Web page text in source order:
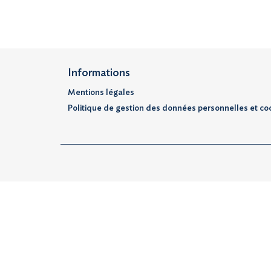
Informations
Mentions légales
Politique de gestion des données personnelles et